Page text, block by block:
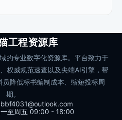
工程资源库
的专业数字化资源库。平台致力于
权威规范速查以及尖端AI引擎，帮
降低标书编制成本、缩短投标周
期。
一至周五 09:00 - 18:00